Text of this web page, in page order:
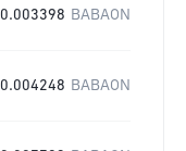
0.003398 BABAON
0.004248 BABAON